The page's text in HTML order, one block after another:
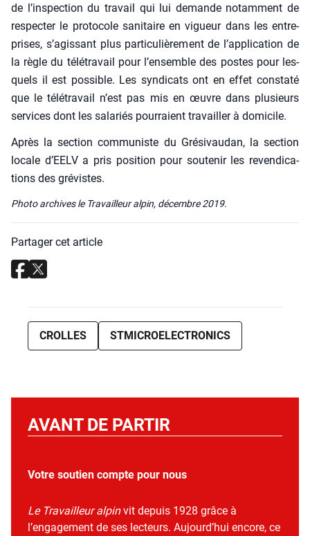
de l’ins­pec­tion du tra­vail qui lui demande notam­ment de
res­pec­ter le pro­to­cole sani­taire en vigueur dans les entre­
prises, s’a­gis­sant plus par­ti­cu­liè­re­ment de l’ap­pli­ca­tion de
la règle du télé­tra­vail pour l’en­semble des postes pour les­
quels il est pos­sible. Les syn­di­cats ont en effet consta­té
que le télé­tra­vail n’est pas mis en œuvre dans plu­sieurs
ser­vices dont les sala­riés pour­raient tra­vailler à domi­cile.
Après la sec­tion com­mu­niste du Gré­si­vau­dan, la sec­tion
locale d’EELV a pris posi­tion pour sou­te­nir les reven­di­ca­
tions des gré­vistes.
Pho­to archives le Tra­vailleur alpin, décembre 2019.
Partager cet article
CROLLES STMICROELECTRONICS
AVANT DE PARTIR
Votre soutien compte pour nous
Le Travailleur alpinvit depuis 1928 grâce à
l’engagement de ses lecteurs. Aujourd’hui encore, ce